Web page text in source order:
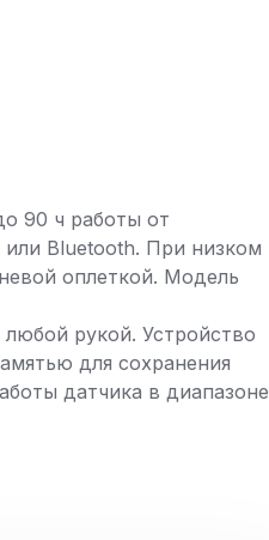
90 ч работы от
Bluetooth. При низком
оплеткой. Модель
рукой. Устройство
для сохранения
датчика в диапазоне